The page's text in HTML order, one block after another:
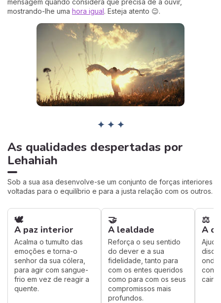
mensagem quando considera que precisa de a ouvir,
mostrando-lhe uma hora igual. Esteja atento 😉.
✦ ✦ ✦
As qualidades despertadas por
Lehahiah
Sob a sua asa desenvolve-se um conjunto de forças interiores
voltadas para o equilíbrio e para a justa relação com os outros.
🕊️
A paz interior
Acalma o tumulto das
emoções e torna-o
senhor da sua cólera,
para agir com sangue-
frio em vez de reagir a
quente.
🤝
A lealdade
Reforça o seu sentido
do dever e a sua
fidelidade, tanto para
com os entes queridos
como para com os seus
compromissos mais
profundos.
⚖️
A
onde
cair